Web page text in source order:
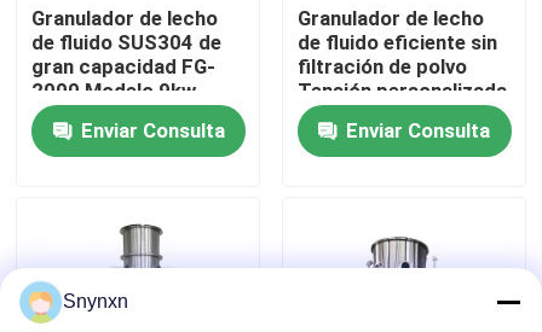
Contacto los E.E.U.U.
Noticias
Secador de la cama flúida
Granulador de lecho fluido
Granulador de lecho
de fluido SUS304 de
gran capacidad FG-
2000 Modelo 9kw
Calentador eléctrico
Enviar Consulta
Granulador de lecho
de fluido eficiente sin
filtración de polvo
Tensión personalizada
SUS304 3-5 min
Tiempo de
granulación 1,5-1000
Enviar Consulta
Snynxn